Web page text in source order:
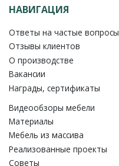
НАВИГАЦИЯ
Ответы на частые вопросы
Отзывы клиентов
О производстве
Вакансии
Награды, сертификаты
Видеообзоры мебели
Материалы
Мебель из массива
Реализованные проекты
Советы